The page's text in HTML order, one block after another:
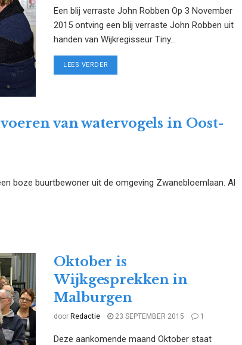
Een blij verraste John Robben Op 3 November
2015 ontving een blij verraste John Robben uit
handen van Wijkregisseur Tiny...
LEES VERDER
van watervogels in Oost-
boze buurtbewoner uit de omgeving Zwanebloemlaan. Al
Oktober is
Wijkgesprekken in
Malburgen
door Redactie 23 SEPTEMBER 2015 1
Deze aankomende maand Oktober staat